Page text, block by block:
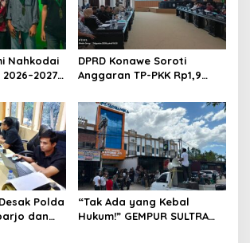
Nahkodai
DPRD Konawe Soroti
Anggaran TP-PKK Rp1,9
untuk Perjalanan Dinas
Polda
dan
“Tak Ada yang Kebal
Hukum!” GEMPUR SULTRA